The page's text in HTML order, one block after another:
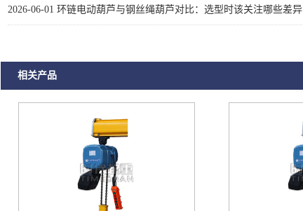
2026-06-01 环链电动葫芦与钢丝绳葫芦对比：选型时该关注哪些差异
相关产品